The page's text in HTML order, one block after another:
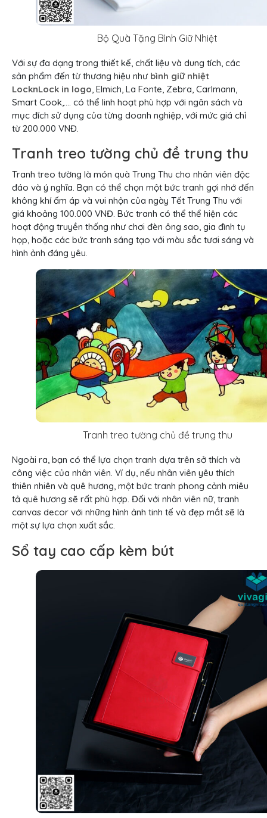
Bộ Quà Tặng Bình Giữ Nhiệt
Với sự đa dạng trong thiết kế, chất liệu và dung tích, các
sản phẩm đến từ thương hiệu như bình giữ nhiệt
LocknLock in logo, Elmich, La Fonte, Zebra, Carlmann,
Smart Cook,…. có thể linh hoạt phù hợp với ngân sách và
mục đích sử dụng của từng doanh nghiệp, với mức giá chỉ
từ 200.000 VNĐ.
Tranh treo tường chủ đề trung thu
Tranh treo tường là món quà Trung Thu cho nhân viên độc
đáo và ý nghĩa. Bạn có thể chọn một bức tranh gợi nhớ đến
không khí ấm áp và vui nhộn của ngày Tết Trung Thu với
giá khoảng 100.000 VNĐ. Bức tranh có thể thể hiện các
hoạt động truyền thống như chơi đèn ông sao, gia đình tụ
họp, hoặc các bức tranh sáng tạo với màu sắc tươi sáng và
hình ảnh đáng yêu.
Tranh treo tường chủ đề trung thu
Ngoài ra, bạn có thể lựa chọn tranh dựa trên sở thích và
công việc của nhân viên. Ví dụ, nếu nhân viên yêu thích
thiên nhiên và quê hương, một bức tranh phong cảnh miêu
tả quê hương sẽ rất phù hợp. Đối với nhân viên nữ, tranh
canvas decor với những hình ảnh tinh tế và đẹp mắt sẽ là
một sự lựa chọn xuất sắc.
Sổ tay cao cấp kèm bút